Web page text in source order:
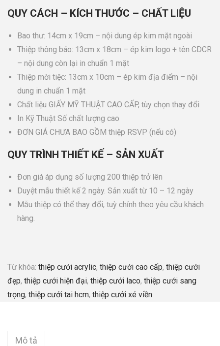
QUY CÁCH – KÍCH THƯỚC – CHẤT LIỆU
Bao thư: 14cm x 19cm – nội dung ép kim mặt ngoài
Thiệp thông báo: 13cm x 18cm – ép kim logo + tên CDCR
– nội dung còn lại in chuẩn 1 mặt
Thiệp mời tiệc: 13cm x 10cm – ép kim địa điểm – nội
dung in chuẩn 1 mặt
Chất liệu GIẤY MỸ THUẬT CAO CẤP, tùy chọn thay đổi
In Kỹ Thuật Số chất lượng cao
ĐƠN GIÁ CHƯA BAO GỒM thiệp RSVP (nếu có)
QUY TRÌNH THIẾT KẾ – SẢN XUẤT
Đơn giá áp dụng số lượng 200 thiệp trở lên
Duyệt mẫu thiết kế 2 ngày. Sản xuất từ 10 – 12 ngày
Mẫu thiệp có thể thay đổi, tuỳ chỉnh theo yêu cầu khách
hàng.
Từ khóa: thiệp cưới acrylic, thiệp cưới cao cấp, thiệp cưới
đẹp, thiệp cưới hiện đại, thiệp cưới laco, thiệp cưới sang
trọng, thiệp cưới tai hcm, thiệp cưới xé viền
Mô tả